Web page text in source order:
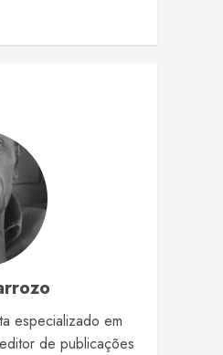
especializado em
de publicações